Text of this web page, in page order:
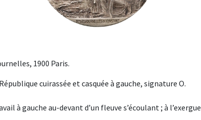
1900 Paris.
cuirassée et casquée à gauche, signature O.
à gauche au-devant d’un fleuve s’écoulant ; à l’exergue